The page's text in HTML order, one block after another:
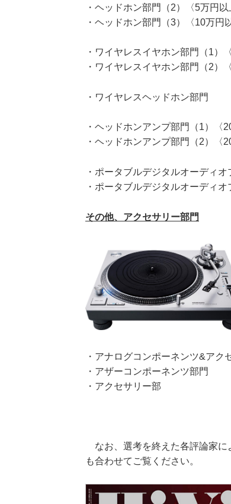
・ ヘッドホン部門（2）〈5万円以
・ ヘッドホン部門（3）〈10万円
・ ワイヤレスイヤホン部門（1）
・ ワイヤレスイヤホン部門（2）
・ ワイヤレスヘッドホン部門
・ ヘッドホンアンプ部門（1）〈
・ ヘッドホンアンプ部門（2）〈
・ ポータブルデジタルオーディオ
・ ポータブルデジタルオーディオ
その他、アクセサリー部門
・ アナログコンポーネンツ&アク
・ アザーコンポーネンツ部門
・ アクセサリー部
なお、選考を終えた各評論家に
も合わせてご覧ください。